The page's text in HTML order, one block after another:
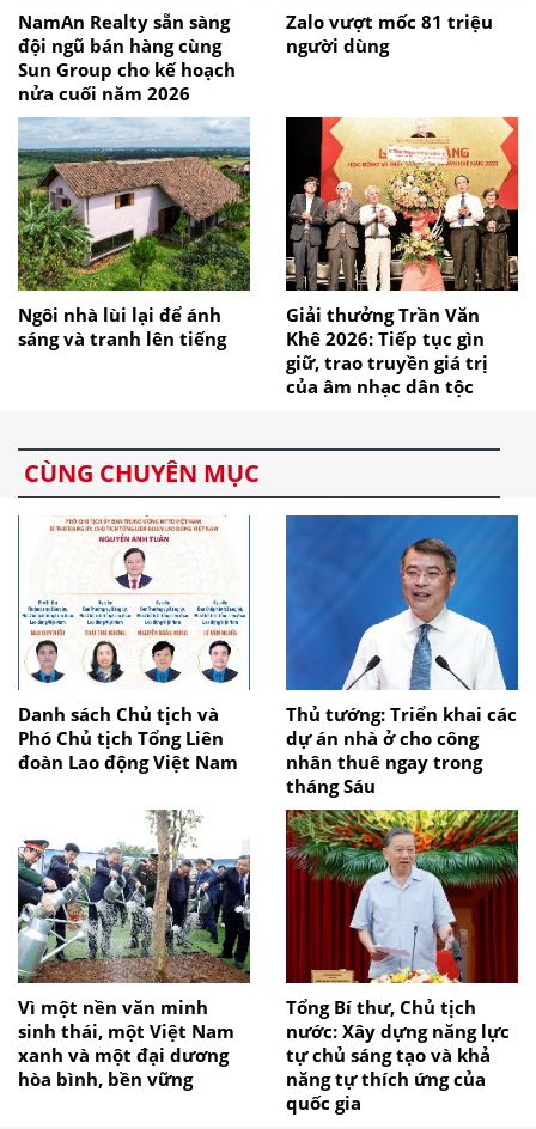
NamAn Realty sẵn sàng
đội ngũ bán hàng cùng
Sun Group cho kế hoạch
nửa cuối năm 2026
Zalo vượt mốc 81 triệu
người dùng
Ngôi nhà lùi lại để ánh
sáng và tranh lên tiếng
Giải thưởng Trần Văn
Khê 2026: Tiếp tục gìn
giữ, trao truyền giá trị
của âm nhạc dân tộc
CÙNG CHUYÊN MỤC
Danh sách Chủ tịch và
Phó Chủ tịch Tổng Liên
đoàn Lao động Việt Nam
Thủ tướng: Triển khai các
dự án nhà ở cho công
nhân thuê ngay trong
tháng Sáu
Vì một nền văn minh
sinh thái, một Việt Nam
xanh và một đại dương
hòa bình, bền vững
Tổng Bí thư, Chủ tịch
nước: Xây dựng năng lực
tự chủ sáng tạo và khả
năng tự thích ứng của
quốc gia